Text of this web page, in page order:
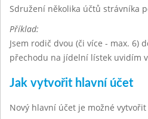
Sdružení několika účtů strávníka
Příklad:
Jsem rodič dvou (či více - max.
přechodu na jídelní lístek uvidím
Jak vytvořit hlavní účet
Nový hlavní účet je možné